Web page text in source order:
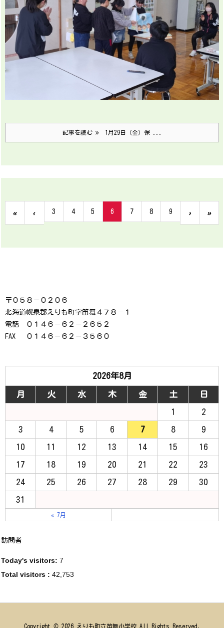
記事を読む 1月29日（金）保 ...
« ‹ 3 4 5 6 7 8 9 › »
〒０５８－０２０６
北海道幌泉郡えりも町字笛舞４７８－１
電話 ０１４６－６２－２６５２
FAX ０１４６－６２－３５６０
2026年8月
月 火 水 木 金 土 日
1 2
3 4 5 6 7 8 9
10 11 12 13 14 15 16
17 18 19 20 21 22 23
24 25 26 27 28 29 30
31
« 7月
訪問者
Today's visitors: 7
Total visitors : 42,753
Copyright © 2026 えりも町立笛舞小学校All Rights Reserved.